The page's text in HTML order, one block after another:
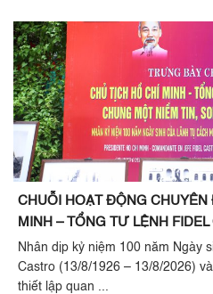
CHUỖI HOẠT ĐỘNG CHUYÊN
MINH – TỔNG TƯ LỆNH
SON SẮT ĐẶC BIỆT”
Nhân dịp kỷ niệm 100 năm Ngày
Castro (13/8/1926 – 13/8/2026)
thiết lập quan ...